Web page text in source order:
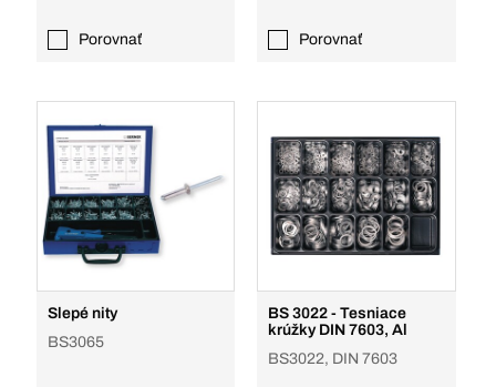
Porovnať Porovnať
Slepé nity
BS3065
BS 3022 - Tesniace
krúžky DIN 7603, Al
BS3022, DIN 7603